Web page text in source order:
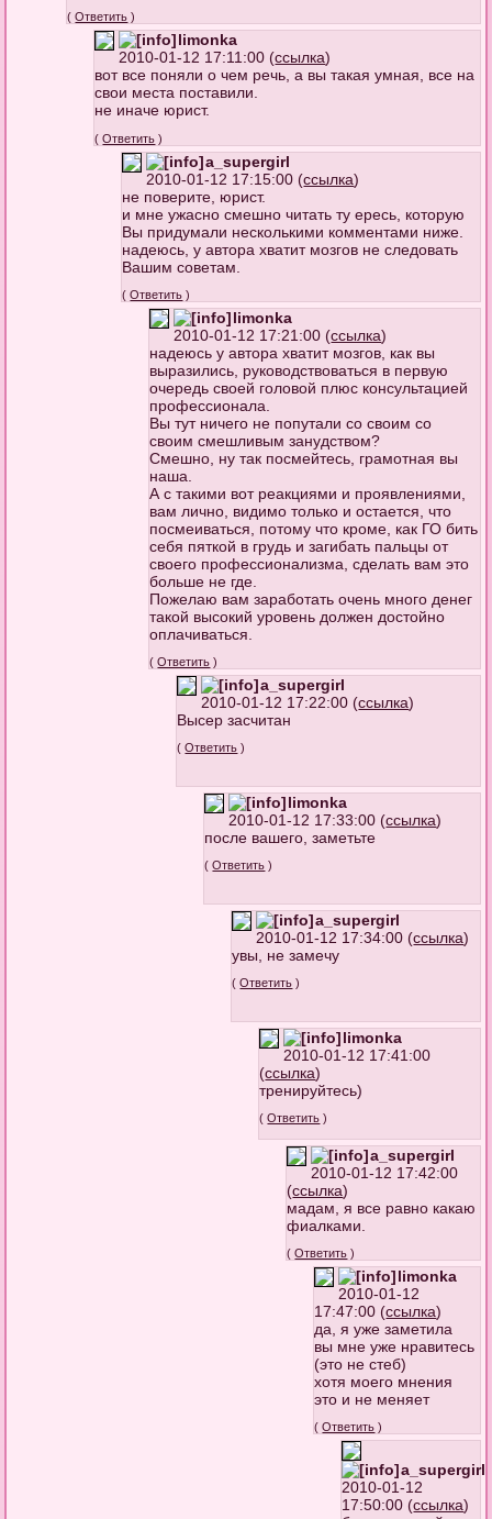
(Ответить )
limonka
2010-01-12 17:11:00 (ссылка)
вот все поняли о чем речь, а вы такая умная, все на
свои места поставили.
не иначе юрист.
(Ответить )
a_supergirl
2010-01-12 17:15:00 (ссылка)
не поверите, юрист.
и мне ужасно смешно читать ту ересь, которую
Вы придумали несколькими комментами ниже.
надеюсь, у автора хватит мозгов не следовать
Вашим советам.
(Ответить )
limonka
2010-01-12 17:21:00 (ссылка)
надеюсь у автора хватит мозгов, как вы
выразились, руководствоваться в первую
очередь своей головой плюс консультацией
профессионала.
Вы тут ничего не попутали со своим со
своим смешливым занудством?
Смешно, ну так посмейтесь, грамотная вы
наша.
А с такими вот реакциями и проявлениями,
вам лично, видимо только и остается, что
посмеиваться, потому что кроме, как ГО бить
себя пяткой в грудь и загибать пальцы от
своего профессионализма, сделать вам это
больше не где.
Пожелаю вам заработать очень много денег
такой высокий уровень должен достойно
оплачиваться.
(Ответить )
a_supergirl
2010-01-12 17:22:00 (ссылка)
Высер засчитан
(Ответить )
limonka
2010-01-12 17:33:00 (ссылка)
после вашего, заметьте
(Ответить )
a_supergirl
2010-01-12 17:34:00 (ссылка)
увы, не замечу
(Ответить )
limonka
2010-01-12 17:41:00
(ссылка)
тренируйтесь)
(Ответить )
a_supergirl
2010-01-12 17:42:00
(ссылка)
мадам, я все равно какаю
фиалками.
(Ответить )
limonka
2010-01-12
17:47:00 (ссылка)
да, я уже заметила
вы мне уже нравитесь
(это не стеб)
хотя моего мнения
это и не меняет
(Ответить )
a_supergirl
2010-01-12
17:50:00 (ссылка)